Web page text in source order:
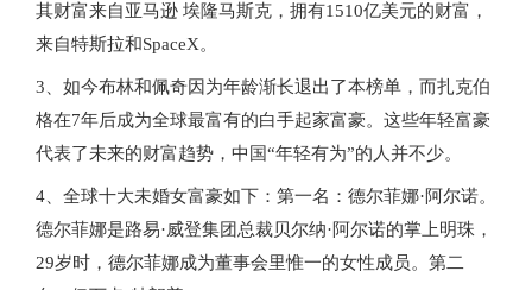
其财富来自亚马逊 埃隆马斯克，拥有1510亿美元的财富，
来自特斯拉和SpaceX。
3、如今布林和佩奇因为年龄渐长退出了本榜单，而扎克伯
格在7年后成为全球最富有的白手起家富豪。这些年轻富豪
代表了未来的财富趋势，中国“年轻有为”的人并不少。
4、全球十大未婚女富豪如下：第一名：德尔菲娜·阿尔诺。
德尔菲娜是路易·威登集团总裁贝尔纳·阿尔诺的掌上明珠，
29岁时，德尔菲娜成为董事会里惟一的女性成员。第二